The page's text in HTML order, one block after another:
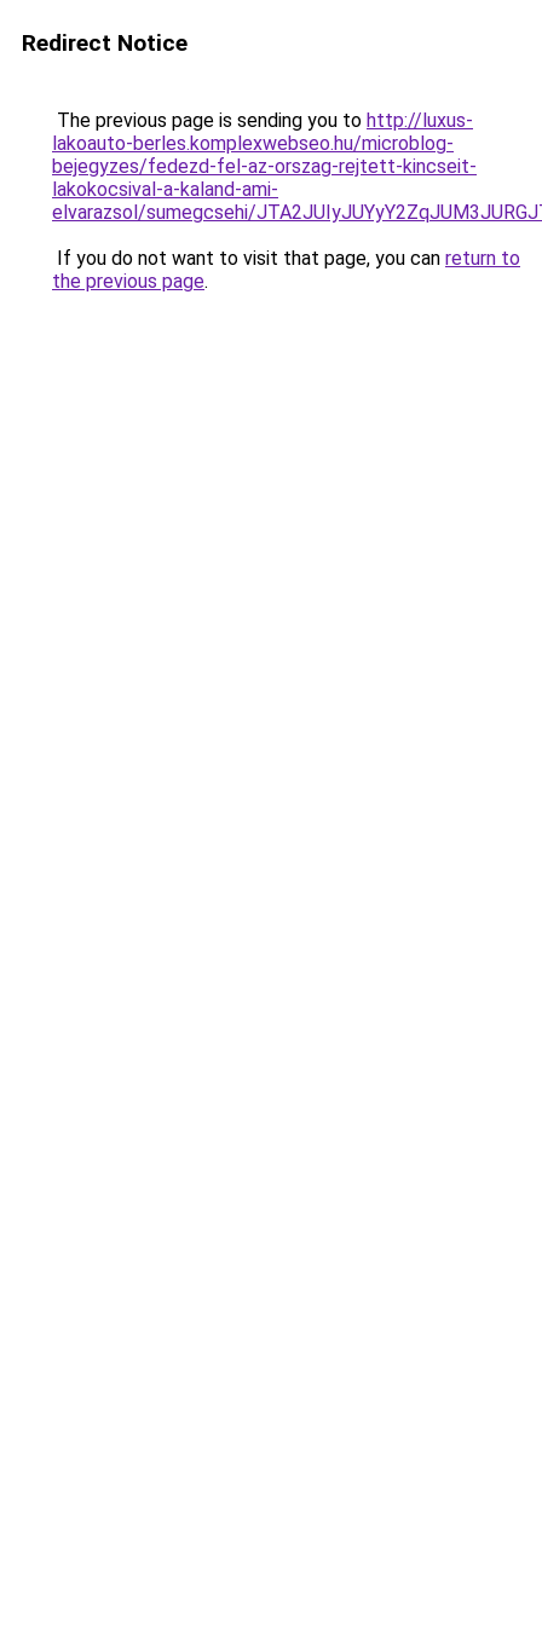
Redirect Notice
The previous page is sending you to http://luxus-
lakoauto-berles.komplexwebseo.hu/microblog-
bejegyzes/fedezd-fel-az-orszag-rejtett-kincseit-
lakokocsival-a-kaland-ami-
elvarazsol/sumegcsehi/
If you do not want to visit that page, you can return to
the previous page.